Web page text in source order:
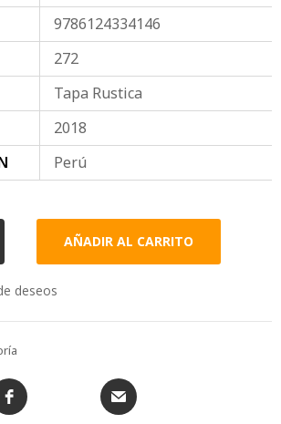
9786124334146
272
Tapa Rustica
2018
Perú
AÑADIR AL CARRITO
deseos